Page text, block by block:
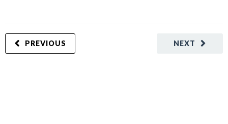
NEXT
PREVIOUS